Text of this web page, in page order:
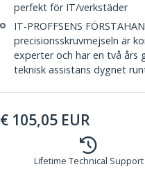
perfekt för IT/verkstäder
IT-PROFFSENS
precisionsskruvmejseln är
experter och har en två års
teknisk assistans dygnet
€ 105,05 EUR
Lifetime Technical Support